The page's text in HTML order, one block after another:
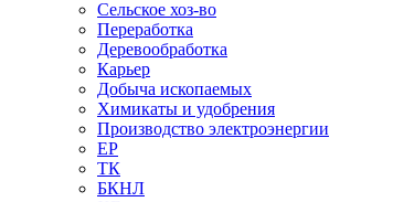
Сельское хоз-во
Переработка
Деревообработка
Карьер
Добыча ископаемых
Химикаты и удобрения
Производство электроэнергии
EP
ТК
БКНЛ